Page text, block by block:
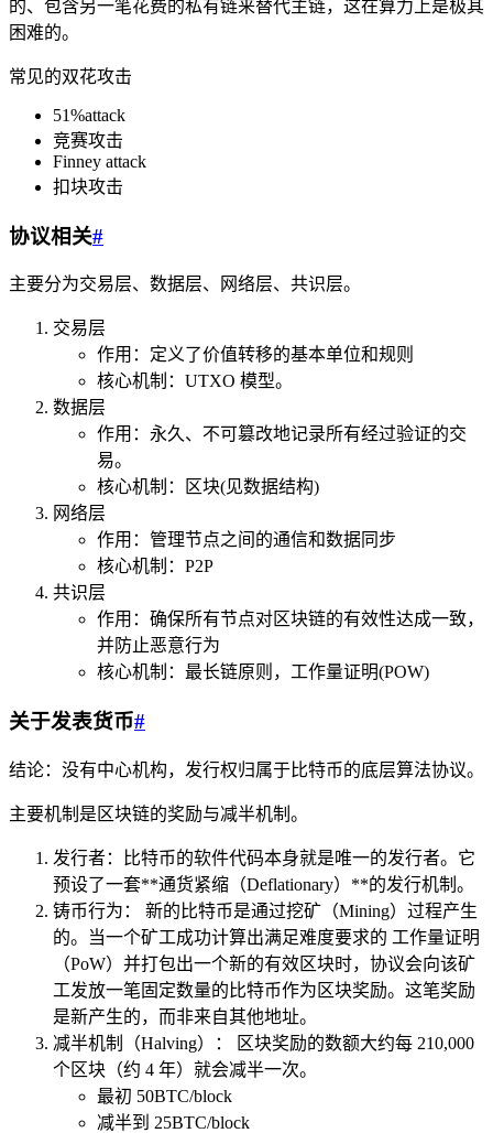
的、包含另一笔花费的私有链来替代主链，这在算力上是极其
困难的。
常见的双花攻击
51%attack
竞赛攻击
Finney attack
扣块攻击
协议相关#
主要分为交易层、数据层、网络层、共识层。
交易层
作用：定义了价值转移的基本单位和规则
核心机制：UTXO 模型。
数据层
作用：永久、不可篡改地记录所有经过验证的交
易。
核心机制：区块(见数据结构)
网络层
作用：管理节点之间的通信和数据同步
核心机制：P2P
共识层
作用：确保所有节点对区块链的有效性达成一致，
并防止恶意行为
核心机制：最长链原则，工作量证明(POW)
关于发表货币#
结论：没有中心机构，发行权归属于比特币的底层算法协议。
主要机制是区块链的奖励与减半机制。
发行者：比特币的软件代码本身就是唯一的发行者。它
预设了一套**通货紧缩（Deflationary）**的发行机制。
铸币行为： 新的比特币是通过挖矿（Mining）过程产生
的。当一个矿工成功计算出满足难度要求的 工作量证明
（PoW）并打包出一个新的有效区块时，协议会向该矿
工发放一笔固定数量的比特币作为区块奖励。这笔奖励
是新产生的，而非来自其他地址。
减半机制（Halving）： 区块奖励的数额大约每 210,000
个区块（约 4 年）就会减半一次。
最初 50BTC/block
减半到 25BTC/block